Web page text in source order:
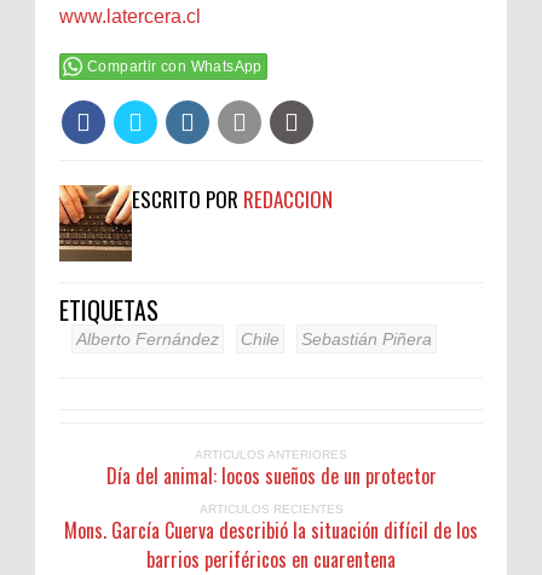
www.latercera.cl
Compartir con WhatsApp
ESCRITO POR REDACCION
ETIQUETAS
Alberto Fernández Chile Sebastián Piñera
ARTICULOS ANTERIORES
Día del animal: locos sueños de un protector
ARTICULOS RECIENTES
Mons. García Cuerva describió la situación difícil de los
barrios periféricos en cuarentena